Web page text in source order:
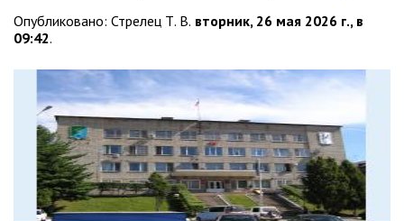
Опубликовано: Стрелец Т. В. вторник, 26 мая 2026 г., в
09:42.